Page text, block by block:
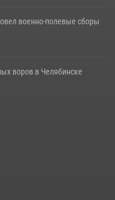
военно-полевые сборы
воров в Челябинске